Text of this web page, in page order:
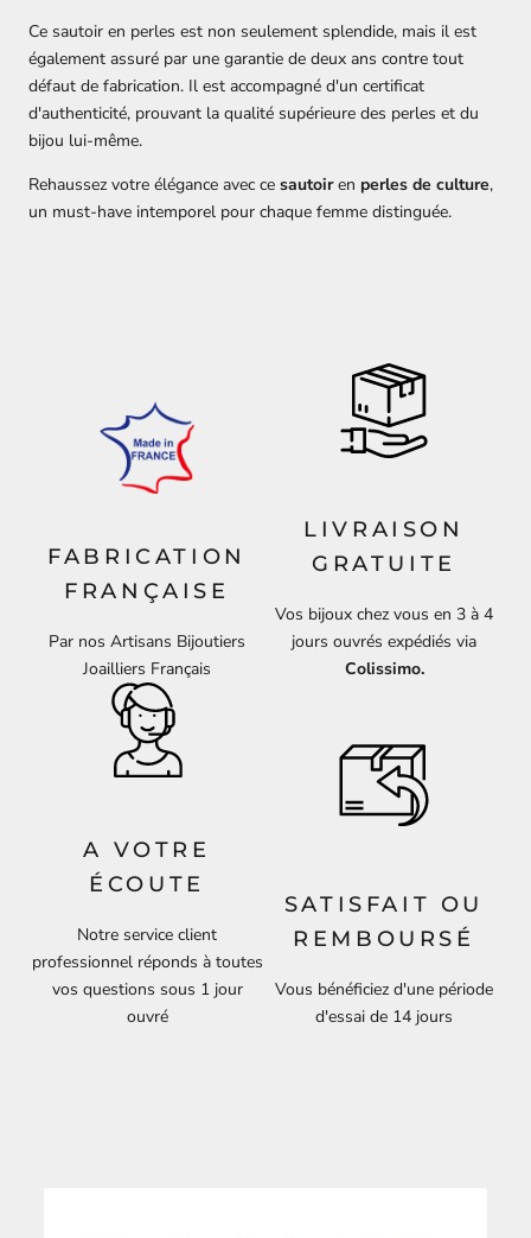
Ce sautoir en perles est non seulement splendide, mais il est
également assuré par une garantie de deux ans contre tout
défaut de fabrication. Il est accompagné d'un certificat
d'authenticité, prouvant la qualité supérieure des perles et du
bijou lui-même.
Rehaussez votre élégance avec ce sautoiren perles de culture,
un must-have intemporel pour chaque femme distinguée.
FABRICATION
FRANÇAISE
Par nos Artisans Bijoutiers
Joailliers Français
LIVRAISON
GRATUITE
Vos bijoux chez vous en 3 à 4
jours ouvrés expédiés via
Colissimo.
A VOTRE
ÉCOUTE
Notre service client
professionnel réponds à toutes
vos questions sous 1 jour
ouvré
SATISFAIT OU
REMBOURSÉ
Vous bénéficiez d'une période
d'essai de 14 jours